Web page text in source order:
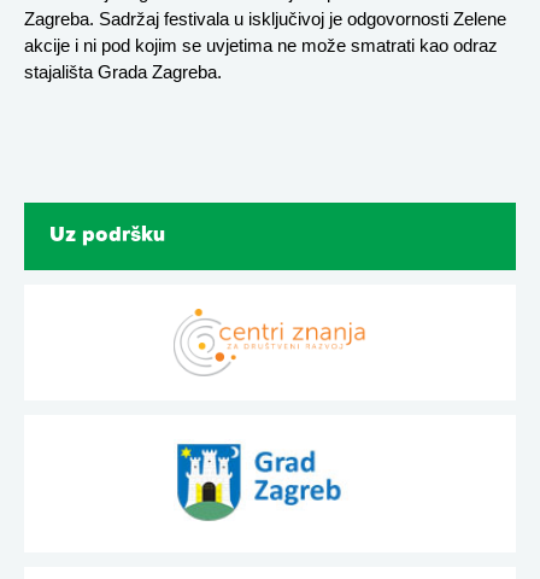
Zagreba. Sadržaj festivala u isključivoj je odgovornosti Zelene
akcije i ni pod kojim se uvjetima ne može smatrati kao odraz
stajališta Grada Zagreba.
Uz podršku